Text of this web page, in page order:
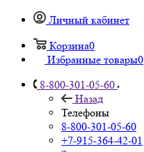
Личный кабинет
Корзина0
Избранные товары0
8-800-301-05-60
Назад
Телефоны
8-800-301-05-60
+7-915-364-42-01